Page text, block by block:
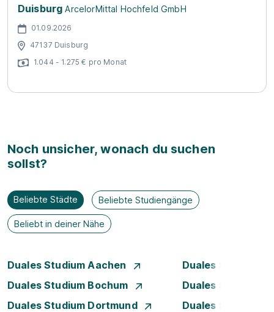
Duisburg ArcelorMittal Hochfeld GmbH
01.09.2026
47137 Duisburg
1.044 - 1.275 € pro Monat
Noch unsicher, wonach du suchen
sollst?
Beliebte Städte Beliebte Studiengänge
Beliebt in deiner Nähe
Duales Studium Aachen
Duales Studium
Duales Studium Bochum
Duales Studium
Duales Studium Dortmund
Duales Studium